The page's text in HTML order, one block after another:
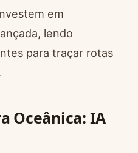
em
lendo
para traçar rotas
Oceânica: IA